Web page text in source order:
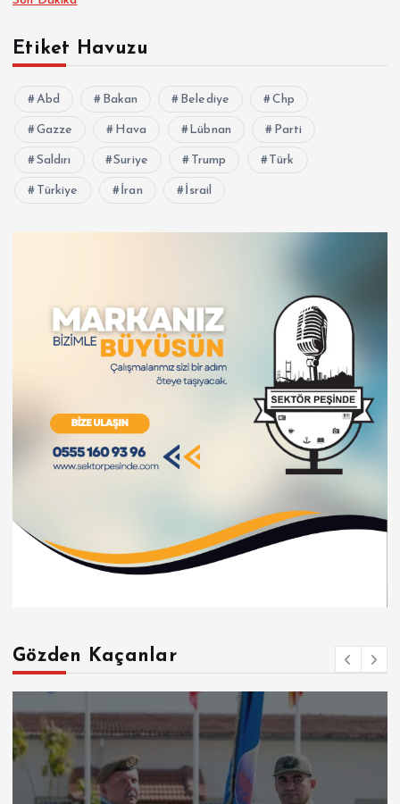
Etiket Havuzu
Abd Bakan Belediye Chp
Gazze Hava Lübnan Parti
Saldırı Suriye Trump Türk
Türkiye İran İsrail
Gözden Kaçanlar